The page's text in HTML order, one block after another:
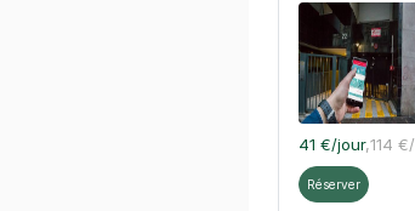
41 €/jour,114
Réserver